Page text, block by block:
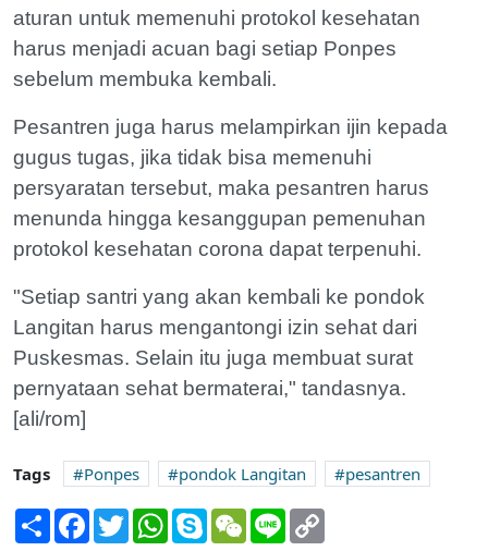
aturan untuk memenuhi protokol kesehatan
harus menjadi acuan bagi setiap Ponpes
sebelum membuka kembali.
Pesantren juga harus melampirkan ijin kepada
gugus tugas, jika tidak bisa memenuhi
persyaratan tersebut, maka pesantren harus
menunda hingga kesanggupan pemenuhan
protokol kesehatan corona dapat terpenuhi.
"Setiap santri yang akan kembali ke pondok
Langitan harus mengantongi izin sehat dari
Puskesmas. Selain itu juga membuat surat
pernyataan sehat bermaterai," tandasnya.
[ali/rom]
Tags Ponpes pondok Langitan
pesantren
Share Facebook
TwitterWhatsApp
SkypeWeChatLine